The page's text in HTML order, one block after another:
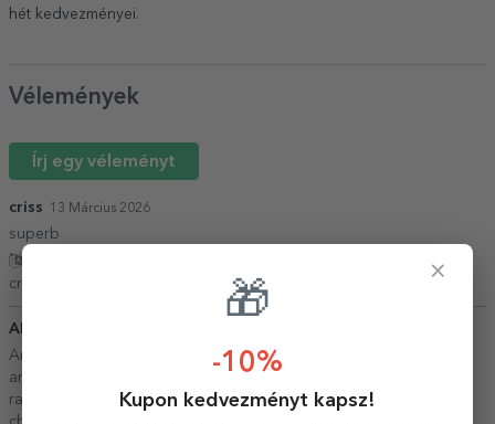
hét kedvezményei.
Vélemények
Írj egy véleményt
criss 13 Március 2026
superb
criss,
Alina
Am facut o comanda personalizata fara sa am contul conectat si
am pierdut comanda...cu ajutorul personalului s a rezolvat
rapid.Comanda a fost exact ce am comandat (mai frumoase
×
🎁
-10%
Kupon kedvezményt kapsz!